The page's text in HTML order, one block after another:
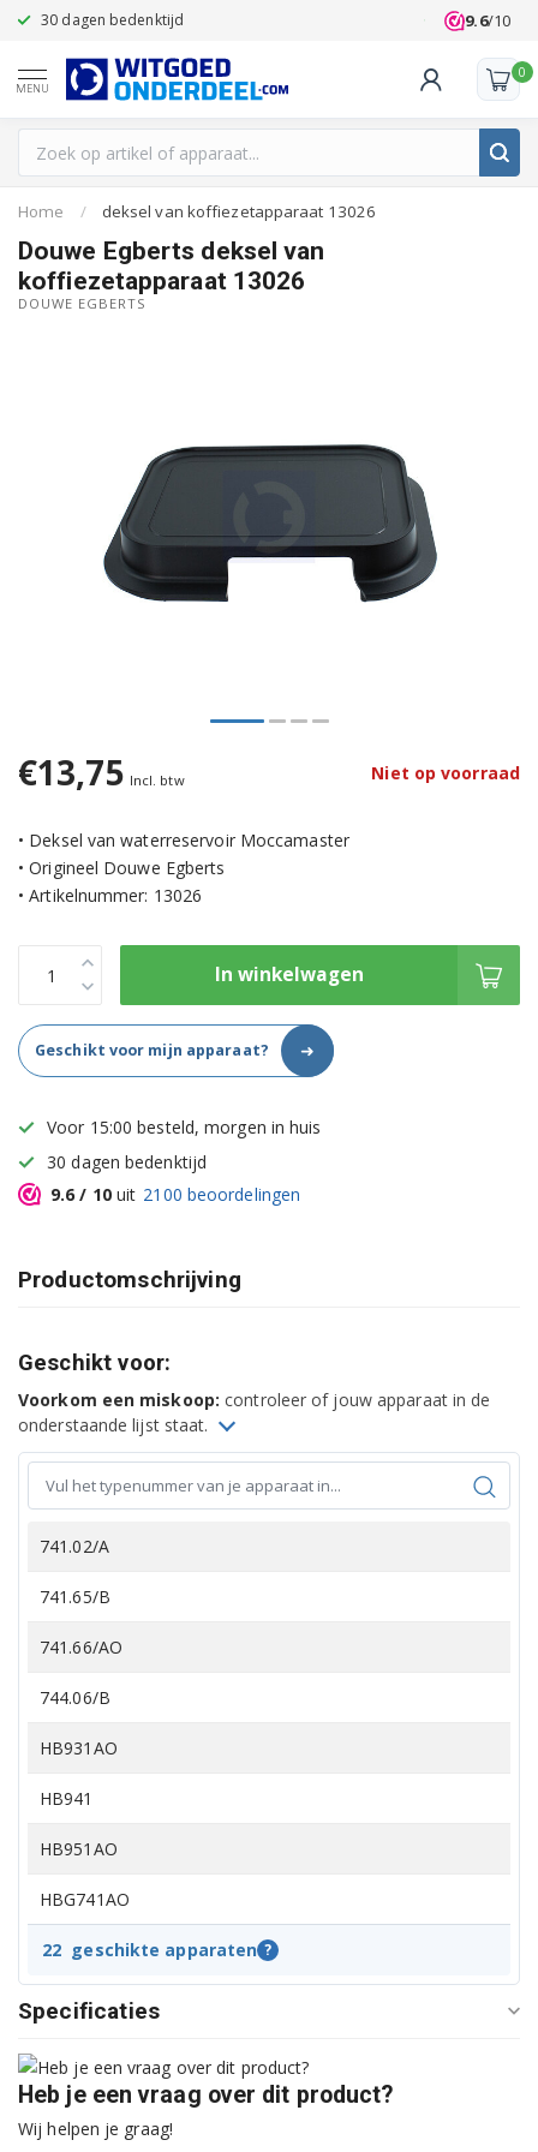
30 dagen bedenktijd Klanten
9.6/10
MENU
0
Home / deksel van koffiezetapparaat 13026
Douwe Egberts deksel van
koffiezetapparaat 13026
DOUWE EGBERTS
€13,75 Incl. btw Niet op voorraad
• Deksel van waterreservoir Moccamaster
• Origineel Douwe Egberts
• Artikelnummer: 13026
In winkelwagen
Geschikt voor mijn apparaat? ➜
Voor 15:00 besteld, morgen in huis
30 dagen bedenktijd
9.6 / 10uit 2100 beoordelingen
Productomschrijving
Geschikt voor:
Voorkom een miskoop: controleer of jouw apparaat in de
onderstaande lijst staat.
741.02/A
741.65/B
741.66/AO
744.06/B
HB931AO
HB941
HB951AO
HBG741AO
HBG961AO
K741 HOMELINE
KB851
22 geschikte apparaten ?
Specificaties
Heb je een vraag over dit product?
Wij helpen je graag!